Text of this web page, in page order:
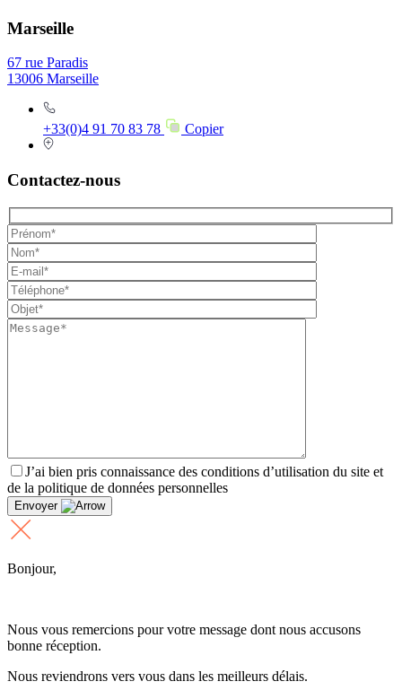
Marseille
67 rue Paradis
13006 Marseille
+33(0)4 91 70 83 78 Copier
Contactez-nous
J’ai bien pris connaissance des conditions d’utilisation du site et
de la politique de données personnelles
Envoyer
Bonjour,
Nous vous remercions pour votre message dont nous accusons
bonne réception.
Nous reviendrons vers vous dans les meilleurs délais.